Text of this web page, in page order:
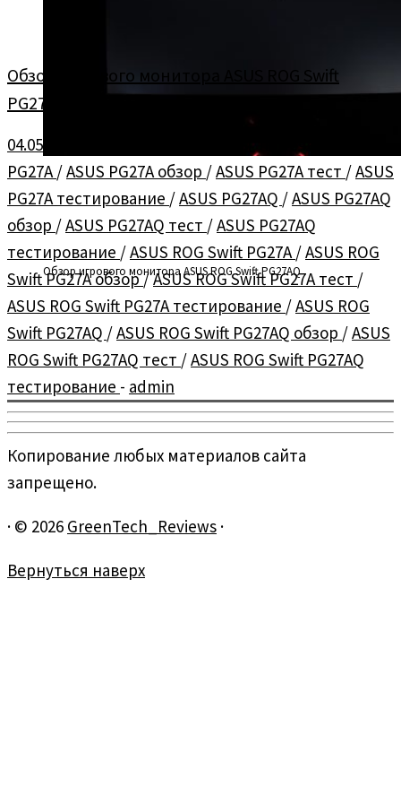
Обзор игрового монитора ASUS ROG Swift PG27AQ
Обзор игрового монитора ASUS ROG Swift
PG27AQ
04.05.2016
PG27A/ASUS PG27A обзор /ASUS PG27A тест /ASUS
PG27A тестирование /ASUS PG27AQ /ASUS PG27AQ
обзор /ASUS PG27AQ тест /ASUS PG27AQ
тестирование /ASUS ROG Swift PG27A/ASUS ROG
Swift PG27A обзор/ASUS ROG Swift PG27A тест /
ASUS ROG Swift PG27A тестирование /ASUS ROG
Swift PG27AQ /ASUS ROG Swift PG27AQ обзор /ASUS
ROG Swift PG27AQ тест /ASUS ROG Swift PG27AQ
тестирование - admin
Копирование любых материалов сайта
запрещено.
· © 2026 GreenTech_Reviews ·
Вернуться наверх